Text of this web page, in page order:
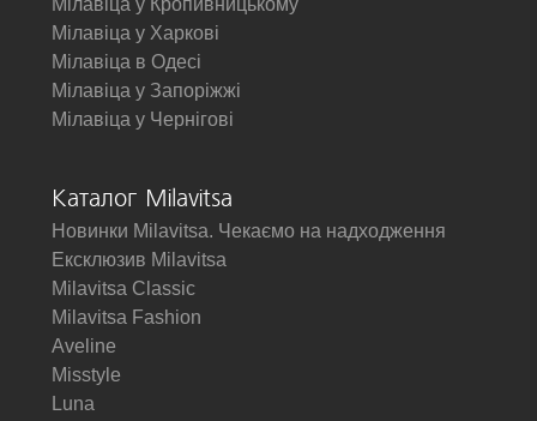
Мілавіца у Кропивницькому
Мілавіца у Харкові
Мілавіца в Одесі
Мілавіца у Запоріжжі
Мілавіца у Чернігові
Каталог Milavitsa
Новинки Milavitsa. Чекаємо на надходження
Ексклюзив Milavitsa
Milavitsa Classic
Milavitsa Fashion
Aveline
Misstyle
Luna